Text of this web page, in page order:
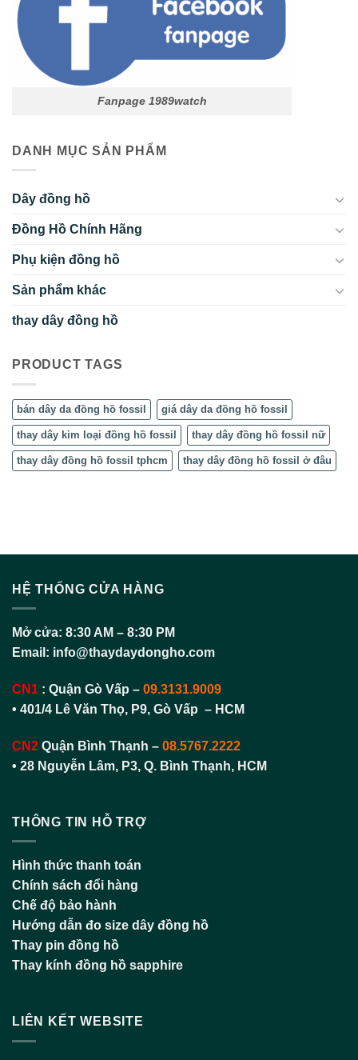
Fanpage 1989watch
DANH MỤC SẢN PHẨM
Dây đồng hồ
Đồng Hồ Chính Hãng
Phụ kiện đồng hồ
Sản phẩm khác
thay dây đồng hồ
PRODUCT TAGS
bán dây da đồng hồ fossil giá dây da đồng hồ fossil
thay dây kim loại đồng hồ fossil thay dây đồng hồ fossil nữ
thay dây đồng hồ fossil tphcm thay dây đồng hồ fossil ở đâu
HỆ THỐNG CỬA HÀNG
Mở cửa: 8:30 AM – 8:30 PM
Email: info@thaydaydongho.com
CN1 : Quận Gò Vấp – 09.3131.9009
• 401/4 Lê Văn Thọ, P9, Gò Vấp – HCM
CN2 Quận Bình Thạnh – 08.5767.2222
• 28 Nguyễn Lâm, P3, Q. Bình Thạnh, HCM
THÔNG TIN HỖ TRỢ
Hình thức thanh toán
Chính sách đổi hàng
Chế độ bảo hành
Hướng dẫn đo size dây đồng hồ
Thay pin đồng hồ
Thay kính đồng hồ sapphire
LIÊN KẾT WEBSITE